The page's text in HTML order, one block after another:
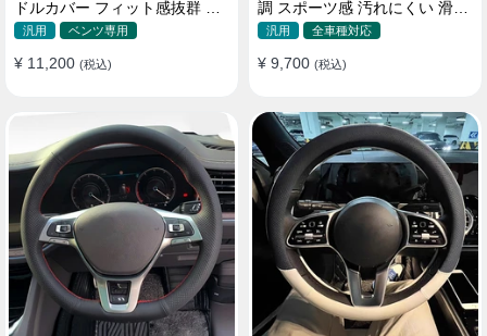
ドルカバー フィット感抜群 お
汎用 ベンツ専用
¥ 11,200 (税込)
調 スポーツ感 汚れにくい 滑り
止め かっこいい 取り付け簡単
汎用 全車種対応
¥ 9,700 (税込)